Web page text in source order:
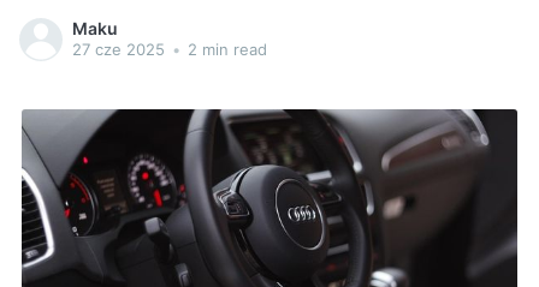
modernizacji. Ze szczególną uwagą pochylamy się nad
elementami karoserii, które są wizytówką naszego samochodu.
czynności, które z powodzeniem możemy przeprowadzić
Maku
27 cze 2025 • 2 min read